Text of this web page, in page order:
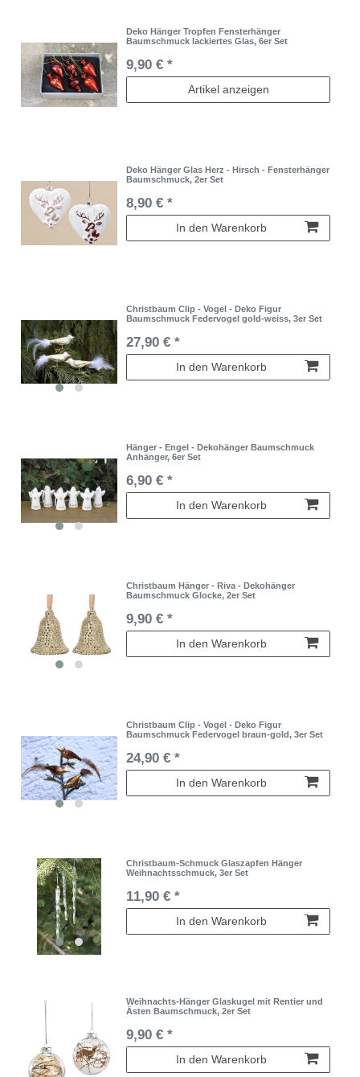
Deko Hänger Tropfen Fensterhänger
Baumschmuck lackiertes Glas, 6er Set
9,90 € *
Artikel anzeigen
Deko Hänger Glas Herz - Hirsch - Fensterhänger
Baumschmuck, 2er Set
8,90 € *
In den Warenkorb
Christbaum Clip - Vogel - Deko Figur
Baumschmuck Federvogel gold-weiss, 3er Set
27,90 € *
In den Warenkorb
Hänger - Engel - Dekohänger Baumschmuck
Anhänger, 6er Set
6,90 € *
In den Warenkorb
Christbaum Hänger - Riva - Dekohänger
Baumschmuck Glocke, 2er Set
9,90 € *
In den Warenkorb
Christbaum Clip - Vogel - Deko Figur
Baumschmuck Federvogel braun-gold, 3er Set
24,90 € *
In den Warenkorb
Christbaum-Schmuck Glaszapfen Hänger
Weihnachtsschmuck, 3er Set
11,90 € *
In den Warenkorb
Weihnachts-Hänger Glaskugel mit Rentier und
Ästen Baumschmuck, 2er Set
9,90 € *
In den Warenkorb